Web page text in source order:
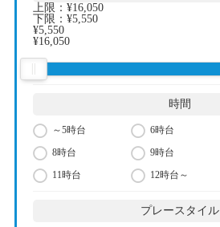
上限： ¥16,050
下限： ¥5,550
¥5,550
¥16,050
時間
～5時台 6時台
8時台
9時台
11時台
12時台～
プレースタイル